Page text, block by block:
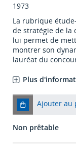
1973
La rubrique
de stratégie de la
lui permet de
montrer son
lauréat du
Plus
Ajouter au
Non prêtable